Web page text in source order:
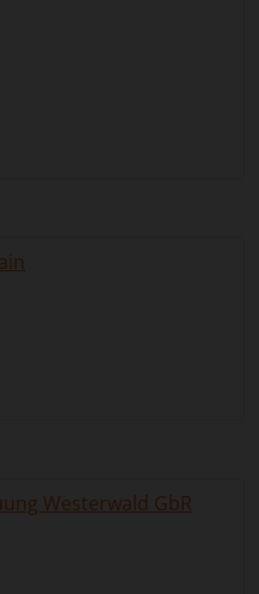
Westerwald GbR